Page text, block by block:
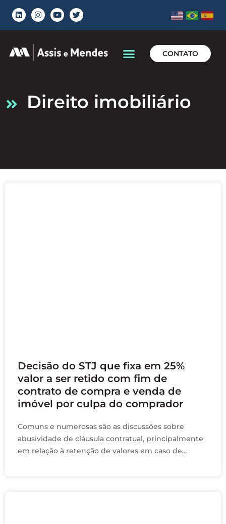
CONTATO
direito imobiliário
Decisão do STJ que fixa em 25%
valor a ser retido com fim de
contrato de compra e venda de
imóvel por culpa do comprador
Comuns e numerosas são as discussões sobre
abusividade de cláusula contratual, principalmente
em relação à retenção de valores em caso de